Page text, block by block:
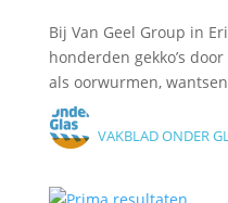
Bij Van Geel Group in
honderden gekko’s
als oorwurmen,
VAKBLAD ONDER